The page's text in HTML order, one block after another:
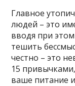
Главное
людей – это
вводя при
тешить
честно – это
15
ваше питание